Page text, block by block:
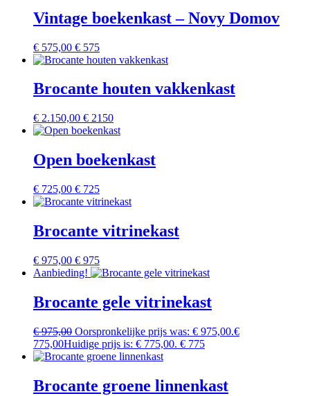
Vintage boekenkast – Novy Domov
€ 575,00 € 575
Brocante houten vakkenkast
€ 2.150,00 € 2150
Open boekenkast
€ 725,00 € 725
Brocante vitrinekast
€ 975,00 € 975
Aanbieding!
Brocante gele vitrinekast
€975,00 Oorspronkelijke prijs was: € 975,00.€
775,00Huidige prijs is: € 775,00. € 775
Brocante groene linnenkast